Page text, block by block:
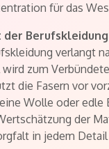
für das
Berufskleidung
verlangt
zum
die Fasern vor
Wolle oder
der
in jedem Detail